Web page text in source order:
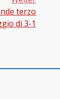
terzo
di 3-1